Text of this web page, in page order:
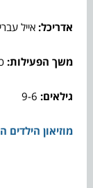
אדריכל:אייל עברי
משך הפעילות:
גילאים:
מוזיאון הילדים